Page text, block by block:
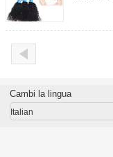
Cambi la lingua
Italian